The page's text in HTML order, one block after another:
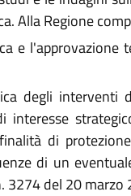
Alla Regione
e
degli interventi
interesse
di
di un
3274 del 20 marzo